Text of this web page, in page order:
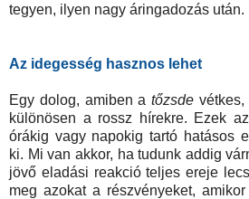
tegyen, ilyen nagy áringadozás után.
Az idegesség hasznos lehet
Egy dolog, amiben a tőzsde
különösen a rossz hírekre. Ezek
órákig vagy napokig tartó hatásos
ki. Mi van akkor, ha tudunk addig
jövő eladási reakció teljes ereje
meg azokat a részvényeket,